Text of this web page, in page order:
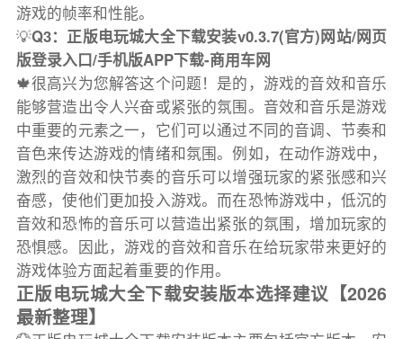
游戏的帧率和性能。
💡Q3：正版电玩城大全下载安装v0.3.7(官方)网站/网页
版登录入口/手机版APP下载-商用车网
🍁很高兴为您解答这个问题！是的，游戏的音效和音乐
能够营造出令人兴奋或紧张的氛围。音效和音乐是游戏
中重要的元素之一，它们可以通过不同的音调、节奏和
音色来传达游戏的情绪和氛围。例如，在动作游戏中，
激烈的音效和快节奏的音乐可以增强玩家的紧张感和兴
奋感，使他们更加投入游戏。而在恐怖游戏中，低沉的
音效和恐怖的音乐可以营造出紧张的氛围，增加玩家的
恐惧感。因此，游戏的音效和音乐在给玩家带来更好的
游戏体验方面起着重要的作用。
正版电玩城大全下载安装版本选择建议【2026
最新整理】